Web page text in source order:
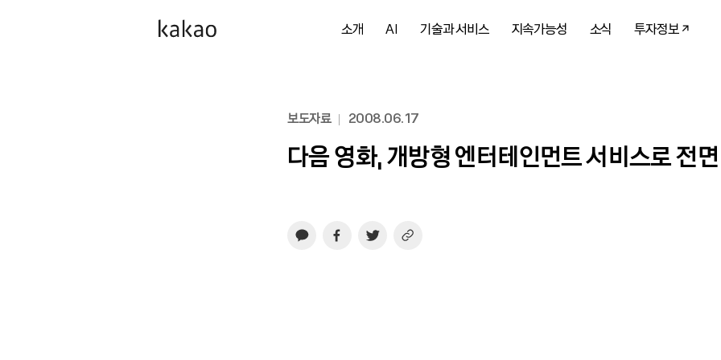
소개 AI 기술과 서비스 지속가능성 소식 투자정보
보도자료 2008.06.17
다음 영화, 개방형 엔터테인먼트 서비스로 전